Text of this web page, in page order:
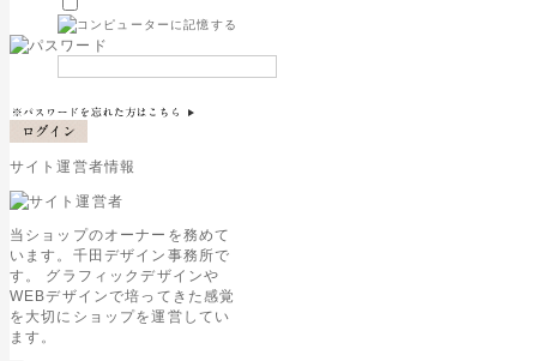
サイト運営者情報
当ショップのオーナーを務めて
います。千田デザイン事務所で
す。 グラフィックデザインや
WEBデザインで培ってきた感覚
を大切にショップを運営してい
ます。